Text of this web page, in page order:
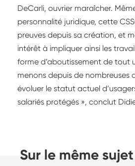
DeCarli, ouvrier maraîcher.
personnalité juridique, cette
preuves depuis sa création, et
intérêt à impliquer ainsi les
forme d’aboutissement de tout
menons depuis de nombreuses
évoluer le statut actuel
salariés protégés », conclut
Sur le même sujet